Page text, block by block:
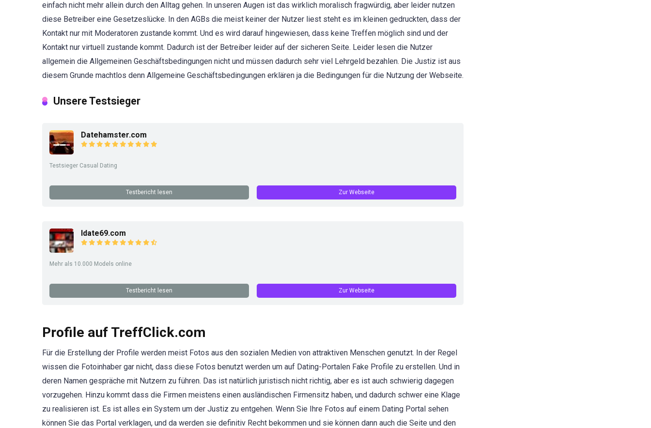
einfach nicht mehr allein durch den Alltag gehen. In unseren Augen ist das wirklich moralisch fragwürdig, aber leider nutzen
diese Betreiber eine Gesetzeslücke. In den AGBs die meist keiner der Nutzer liest steht es im kleinen gedruckten, dass der
Kontakt nur mit Moderatoren zustande kommt. Und es wird darauf hingewiesen, dass keine Treffen möglich sind und der
Kontakt nur virtuell zustande kommt. Dadurch ist der Betreiber leider auf der sicheren Seite. Leider lesen die Nutzer
allgemein die Allgemeinen Geschäftsbedingungen nicht und müssen dadurch sehr viel Lehrgeld bezahlen. Die Justiz ist aus
diesem Grunde machtlos denn Allgemeine Geschäftsbedingungen erklären ja die Bedingungen für die Nutzung der Webseite.
Unsere Testsieger
Datehamster.com
Testsieger Casual Dating
Testbericht lesen Zur Webseite
Idate69.com
Mehr als 10.000 Models online
Testbericht lesen Zur Webseite
Profile auf TreffClick.com
Für die Erstellung der Profile werden meist Fotos aus den sozialen Medien von attraktiven Menschen genutzt. In der Regel
wissen die Fotoinhaber gar nicht, dass diese Fotos benutzt werden um auf Dating-Portalen Fake Profile zu erstellen. Und in
deren Namen gespräche mit Nutzern zu führen. Das ist natürlich juristisch nicht richtig, aber es ist auch schwierig dagegen
vorzugehen. Hinzu kommt dass die Firmen meistens einen ausländischen Firmensitz haben, und dadurch schwer eine Klage
zu realisieren ist. Es ist alles ein System um der Justiz zu entgehen. Wenn Sie Ihre Fotos auf einem Dating Portal sehen
können Sie das Portal verklagen, und da werden sie definitiv Recht bekommen und sie können dann auch die Seite und den